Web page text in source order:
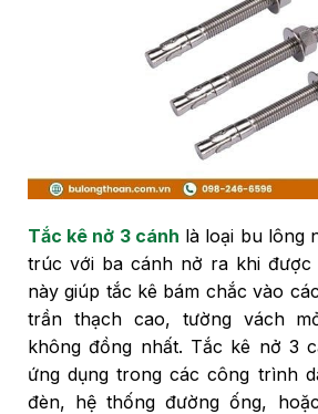
Tắc kê nở 3 cánh là loại bu lông
trúc với ba cánh nở ra khi được
này giúp tắc kê bám chắc vào
trần thạch cao, tường vách
không đồng nhất. Tắc kê nở 3
ứng dụng trong các công trình
đèn, hệ thống đường ống,